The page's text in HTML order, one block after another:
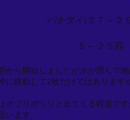
ハナダイ(２７～２
５～２５
から開始しましたが水が澄んで
に移動して2枚だけではあります
ポツリポツリと出てくる程度で
います。